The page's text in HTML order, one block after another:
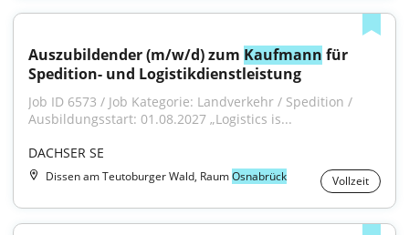
Auszubildender (m/w/d) zum Kaufmann für
Spedition- und Logistikdienstleistung
Job ID 6573 / Job Kategorie: Landverkehr / Spedition /
Ausbildungsstart: 01.08.2027 „Logistics is...
DACHSER SE
Dissen am Teutoburger Wald, RaumOsnabrück Vollzeit